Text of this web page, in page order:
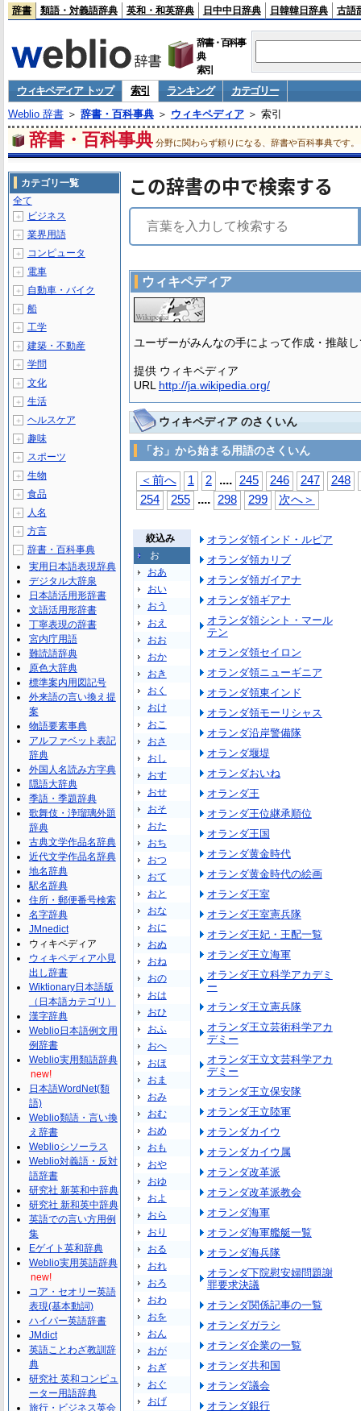
辞書 類語・対義語辞典 英和・和英辞典 日中中日辞典 日韓韓日辞典 古語
辞書・百科事
典
索引
ウィキペディア トップ 索引 ランキング
カテゴリー
Weblio 辞書＞ 辞書・百科事典＞ ウィキペディア＞ 索引
辞書・百科事典 分野に関わらず頼りになる、辞書や百科事典です。
この辞書の中で検索する
ウィキペディア
ユーザーがみんなの手によって作成・推敲
提供 ウィキペディア
URL http://ja.wikipedia.org/
ウィキペディア のさくいん
「お」から始まる用語のさくいん
＜前へ 1 2 .... 245 246 247
248
254
255 .... 298 299 次へ＞
絞込み
お
おあ
おい
おう
おえ
おお
おか
おき
おく
おけ
おこ
おさ
おし
おす
おせ
おそ
おた
おち
おつ
おて
おと
おな
おに
おぬ
おね
おの
おは
おひ
おふ
おへ
おほ
おま
おみ
おむ
おめ
おも
おや
おゆ
およ
おら
おり
おる
おれ
おろ
おわ
おを
おん
おが
おぎ
おぐ
おげ
オランダ領インド・ルピア
オランダ領カリブ
オランダ領ガイアナ
オランダ領ギアナ
オランダ領シント・マール
テン
オランダ領セイロン
オランダ領ニューギニア
オランダ領東インド
オランダ領モーリシャス
オランダ沿岸警備隊
オランダ堰堤
オランダおいね
オランダ王
オランダ王位継承順位
オランダ王国
オランダ黄金時代
オランダ黄金時代の絵画
オランダ王室
オランダ王室憲兵隊
オランダ王妃・王配一覧
オランダ王立海軍
オランダ王立科学アカデミ
ー
オランダ王立憲兵隊
オランダ王立芸術科学アカ
デミー
オランダ王立文芸科学アカ
デミー
オランダ王立保安隊
オランダ王立陸軍
オランダカイウ
オランダカイウ属
オランダ改革派
オランダ改革派教会
オランダ海軍
オランダ海軍艦艇一覧
オランダ海兵隊
オランダ下院慰安婦問題謝
罪要求決議
オランダ関係記事の一覧
オランダガラシ
オランダ企業の一覧
オランダ共和国
オランダ議会
オランダ銀行
カテゴリ一覧
全て
＋ ビジネス
＋ 業界用語
＋ コンピュータ
＋ 電車
＋ 自動車・バイク
＋ 船
＋ 工学
＋ 建築・不動産
＋ 学問
＋ 文化
＋ 生活
＋ ヘルスケア
＋ 趣味
＋ スポーツ
＋ 生物
＋ 食品
＋ 人名
＋ 方言
－
辞書・百科事典
実用日本語表現辞典
デジタル大辞泉
日本語活用形辞書
文語活用形辞書
丁寧表現の辞書
宮内庁用語
難読語辞典
原色大辞典
標準案内用図記号
外来語の言い換え提
案
物語要素事典
アルファベット表記
辞典
外国人名読み方字典
隠語大辞典
季語・季題辞典
歌舞伎・浄瑠璃外題
辞典
古典文学作品名辞典
近代文学作品名辞典
地名辞典
駅名辞典
住所・郵便番号検索
名字辞典
JMnedict
ウィキペディア
ウィキペディア小見
出し辞書
Wiktionary日本語版
（日本語カテゴリ）
漢字辞典
Weblio日本語例文用
例辞書
Weblio実用類語辞典
new!
日本語WordNet(類
語)
Weblio類語・言い換
え辞書
Weblioシソーラス
Weblio対義語・反対
語辞書
研究社 新英和中辞典
研究社 新和英中辞典
英語での言い方用例
集
Eゲイト英和辞典
Weblio実用英語辞典
new!
コア・セオリー英語
表現(基本動詞)
ハイパー英語辞書
JMdict
英語ことわざ教訓辞
典
研究社 英和コンピュ
ーター用語辞典
旅行・ビジネス英会